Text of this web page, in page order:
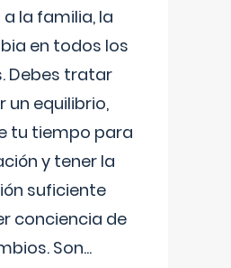
la familia, la
en todos los
Debes tratar
un equilibrio,
tu tiempo para
y tener la
suficiente
conciencia de
Son...